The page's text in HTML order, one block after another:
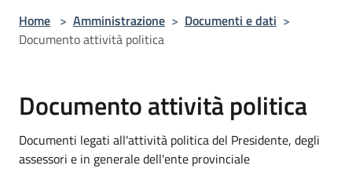
Home > Amministrazione > Documenti e dati >
Documento attività politica
Documento attività politica
Documenti legati all'attività politica del Presidente, degli
assessori e in generale dell'ente provinciale